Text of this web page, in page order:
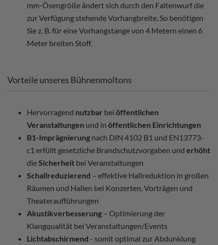
mm-Ösengröße ändert sich durch den Faltenwurf die
zur Verfügung stehende Vorhangbreite. So benötigen
Sie z. B. für eine Vorhangstange von 4 Metern einen 6
Meter breiten Stoff.
Vorteile unseres Bühnenmoltons
Hervorragend nutzbar bei öffentlichen
Veranstaltungen und in öffentlichen Einrichtungen
B1-Imprägnierung nach DIN 4102 B1 und EN13773-
c1 erfüllt gesetzliche Brandschutzvorgaben und erhöht
dieSicherheit bei Veranstaltungen
Schallreduzierend – effektive Hallreduktion in großen
Räumen und Hallen bei Konzerten, Vorträgen und
Theateraufführungen
Akustikverbesserung – Optimierung der
Klangqualität bei Veranstaltungen/Events
Lichtabschirmend - somit optimal zur Abdunklung